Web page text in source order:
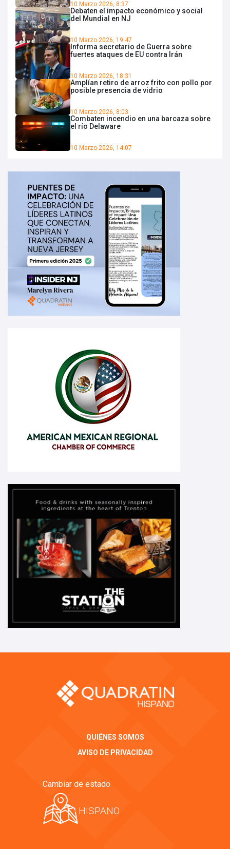
10 Marzo 2026, 8:37
Debaten el impacto económico y social
del Mundial en NJ
10 Marzo 2026, 19:47
Informa secretario de Guerra sobre
fuertes ataques de EU contra Irán
10 Marzo 2026, 18:31
Amplían retiro de arroz frito con pollo por
posible presencia de vidrio
10 Marzo 2026, 8:03
Combaten incendio en una barcaza sobre
el río Delaware
10 Marzo 2026, 14:07
QUIÉNES SOMOS
AVISO DE PRIVACIDAD
Cambiar de estado
HISPANO